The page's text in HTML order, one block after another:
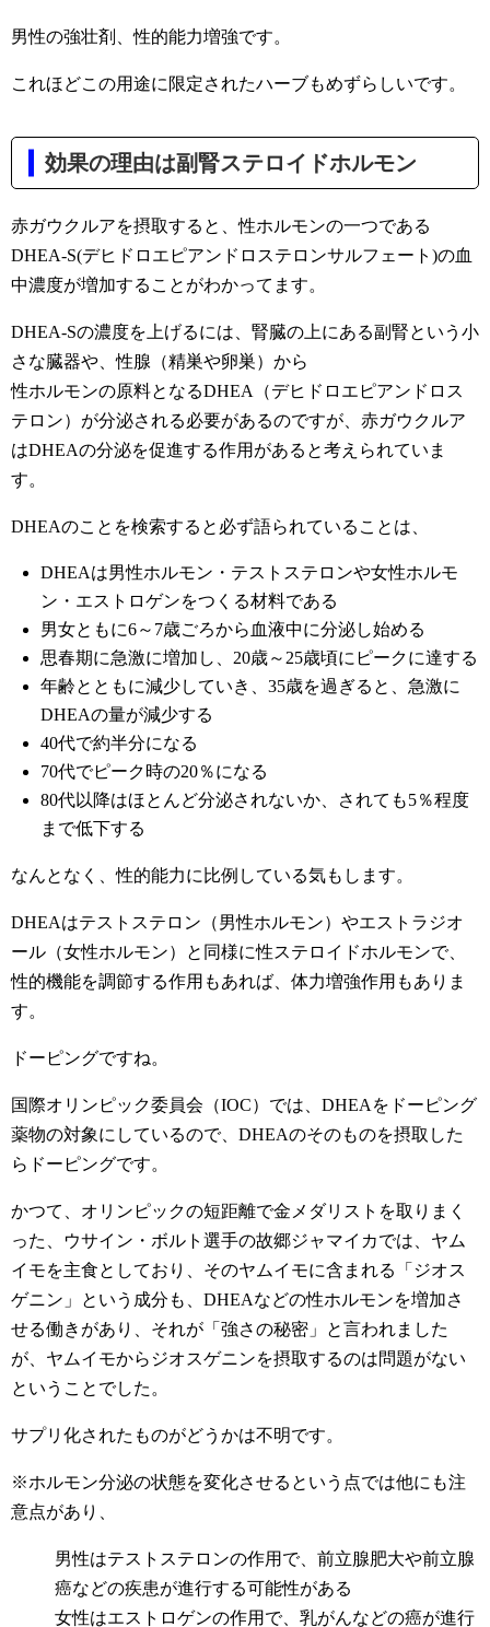
男性の強壮剤、性的能力増強です。
これほどこの用途に限定されたハーブもめずらしいです。
効果の理由は副腎ステロイドホルモン
赤ガウクルアを摂取すると、性ホルモンの一つである
DHEA-S(デヒドロエピアンドロステロンサルフェート)の血
中濃度が増加することがわかってます。
DHEA-Sの濃度を上げるには、腎臓の上にある副腎という小
さな臓器や、性腺（精巣や卵巣）から
性ホルモンの原料となるDHEA（デヒドロエピアンドロス
テロン）が分泌される必要があるのですが、赤ガウクルア
はDHEAの分泌を促進する作用があると考えられていま
す。
DHEAのことを検索すると必ず語られていることは、
DHEAは男性ホルモン・テストステロンや女性ホルモ
ン・エストロゲンをつくる材料である
男女ともに6～7歳ごろから血液中に分泌し始める
思春期に急激に増加し、20歳～25歳頃にピークに達する
年齢とともに減少していき、35歳を過ぎると、急激に
DHEAの量が減少する
40代で約半分になる
70代でピーク時の20％になる
80代以降はほとんど分泌されないか、されても5％程度
まで低下する
なんとなく、性的能力に比例している気もします。
DHEAはテストステロン（男性ホルモン）やエストラジオ
ール（女性ホルモン）と同様に性ステロイドホルモンで、
性的機能を調節する作用もあれば、体力増強作用もありま
す。
ドーピングですね。
国際オリンピック委員会（IOC）では、DHEAをドーピング
薬物の対象にしているので、DHEAのそのものを摂取した
らドーピングです。
かつて、オリンピックの短距離で金メダリストを取りまく
った、ウサイン・ボルト選手の故郷ジャマイカでは、ヤム
イモを主食としており、そのヤムイモに含まれる「ジオス
ゲニン」という成分も、DHEAなどの性ホルモンを増加さ
せる働きがあり、それが「強さの秘密」と言われました
が、ヤムイモからジオスゲニンを摂取するのは問題がない
ということでした。
サプリ化されたものがどうかは不明です。
※ホルモン分泌の状態を変化させるという点では他にも注
意点があり、
男性はテストステロンの作用で、前立腺肥大や前立腺
癌などの疾患が進行する可能性がある
女性はエストロゲンの作用で、乳がんなどの癌が進行